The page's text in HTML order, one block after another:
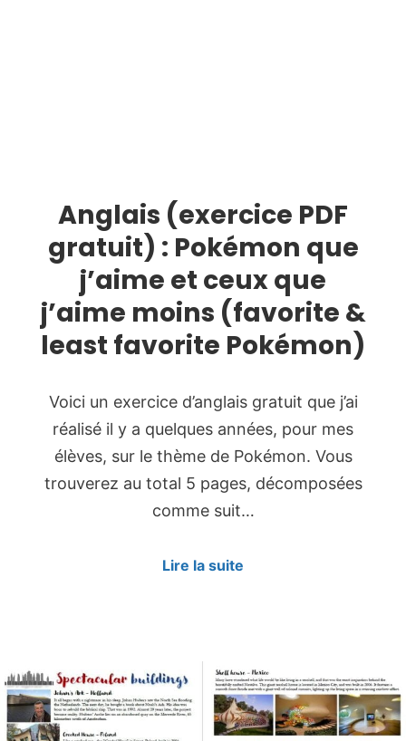
Anglais (exercice PDF
gratuit) : Pokémon que
j’aime et ceux que
j’aime moins (favorite &
least favorite Pokémon)
Voici un exercice d’anglais gratuit que j’ai
réalisé il y a quelques années, pour mes
élèves, sur le thème de Pokémon. Vous
trouverez au total 5 pages, décomposées
comme suit…
Lire la suite